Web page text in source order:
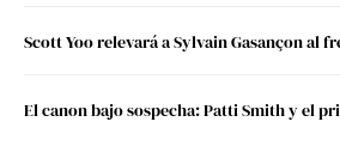
Scott Yoo relevará a Sylvain Gasançon al
El canon bajo sospecha: Patti Smith y el